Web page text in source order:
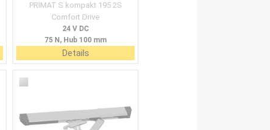
PRIMAT S kompakt 195 2S
Comfort Drive
24 V DC
75 N, Hub 100 mm
Details